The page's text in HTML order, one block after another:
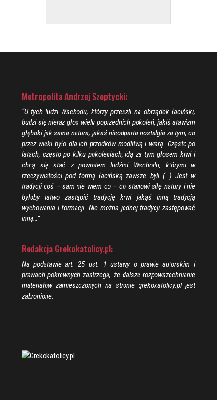
Metropolita Andrzej Szeptycki:
“U tych ludzi Wschodu, którzy przeszli na obrządek łaciński,
budzi się nieraz głos wielu poprzednich pokoleń, jakiś atawizm
głęboki jak sama natura, jakaś nieodparta nostalgia za tym, co
przez wieki było dla ich przodków modlitwą i wiarą. Często po
latach, często po kilku pokoleniach, idą za tym głosem krwi i
chcą się stać z powrotem ludźmi Wschodu, którymi w
rzeczywistości pod formą łacińską zawsze byli (…) Jest w
tradycji coś – sam nie wiem co – co stanowi siłę natury i nie
byłoby łatwo zastąpić tradycję krwi jakąś inną tradycją
wychowania i formacji. Nie można jednej tradycji zastępować
inną…”
Redakcja Grekokatolicy.pl:
Na podstawie art. 25 ust. 1 ustawy o prawie autorskim i
prawach pokrewnych zastrzega, że dalsze rozpowszechnianie
materiałów zamieszczonych na stronie grekokatolicy.pl jest
zabronione.